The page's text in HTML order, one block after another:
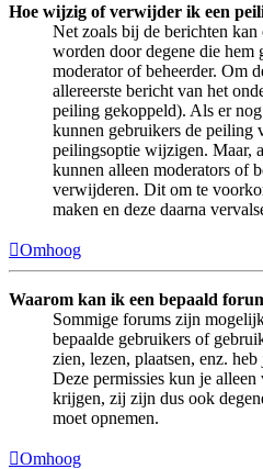
Hoe wijzig of verwijder ik een
Net zoals bij de berichten
worden door degene die hem
moderator of beheerder. Om
allereerste bericht van het
peiling gekoppeld). Als er
kunnen gebruikers de peiling
peilingsoptie wijzigen. Maar,
kunnen alleen moderators of
verwijderen. Dit om te
maken en deze daarna
Omhoog
Waarom kan ik een bepaald
Sommige forums zijn
bepaalde gebruikers of
zien, lezen, plaatsen, enz.
Deze permissies kun je
krijgen, zij zijn dus ook
moet opnemen.
Omhoog